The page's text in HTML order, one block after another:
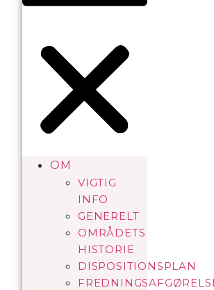
OM
VIGTIG
INFO
GENERELT
OMRÅDETS
HISTORIE
DISPOSITIONSPLAN